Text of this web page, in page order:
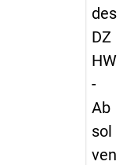
des
DZ
HW
-
Ab
sol
ven